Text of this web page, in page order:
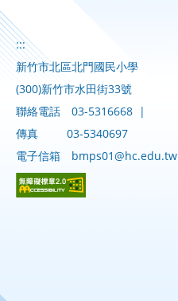
:::
新竹市北區北門國民小學
(300)新竹市水田街33號
聯絡電話
03-5316668 |
傳真
03-5340697
電子信箱
bmps01@hc.edu.tw